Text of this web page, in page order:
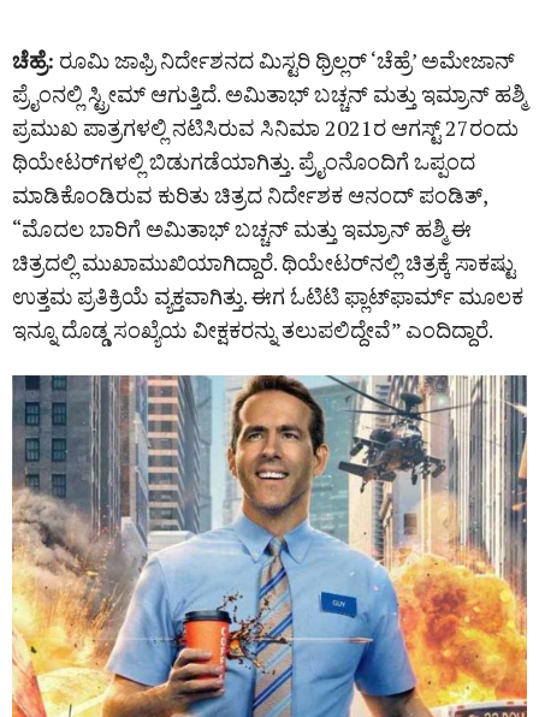
ಚೆಹ್ರೆ: ರೂಮಿ ಜಾಫ್ರಿ ನಿರ್ದೇಶನದ ಮಿಸ್ಟರಿ ಥ್ರಿಲ್ಲರ್‌ ‘ಚೆಹ್ರೆ’ ಅಮೇಜಾನ್
ಪ್ರೈಂನಲ್ಲಿ ಸ್ಟ್ರೀಮ್ ಆಗುತ್ತಿದೆ. ಅಮಿತಾಭ್ ಬಚ್ಚನ್ ಮತ್ತು ಇಮ್ರಾನ್ ಹಶ್ಮಿ
ಪ್ರಮುಖ ಪಾತ್ರಗಳಲ್ಲಿ ನಟಿಸಿರುವ ಸಿನಿಮಾ 2021ರ ಆಗಸ್ಟ್‌ 27ರಂದು
ಥಿಯೇಟರ್‌ಗಳಲ್ಲಿ ಬಿಡುಗಡೆಯಾಗಿತ್ತು. ಪ್ರೈಂನೊಂದಿಗೆ ಒಪ್ಪಂದ
ಮಾಡಿಕೊಂಡಿರುವ ಕುರಿತು ಚಿತ್ರದ ನಿರ್ದೇಶಕ ಆನಂದ್ ಪಂಡಿತ್‌,
“ಮೊದಲ ಬಾರಿಗೆ ಅಮಿತಾಭ್ ಬಚ್ಚನ್ ಮತ್ತು ಇಮ್ರಾನ್ ಹಶ್ಮಿ ಈ
ಚಿತ್ರದಲ್ಲಿ ಮುಖಾಮುಖಿಯಾಗಿದ್ದಾರೆ. ಥಿಯೇಟರ್‌ನಲ್ಲಿ ಚಿತ್ರಕ್ಕೆ ಸಾಕಷ್ಟು
ಉತ್ತಮ ಪ್ರತಿಕ್ರಿಯೆ ವ್ಯಕ್ತವಾಗಿತ್ತು. ಈಗ ಓಟಿಟಿ ಫ್ಲಾಟ್‌ಫಾರ್ಮ್‌ ಮೂಲಕ
ಇನ್ನೂ ದೊಡ್ಡ ಸಂಖ್ಯೆಯ ವೀಕ್ಷಕರನ್ನು ತಲುಪಲಿದ್ದೇವೆ” ಎಂದಿದ್ದಾರೆ.